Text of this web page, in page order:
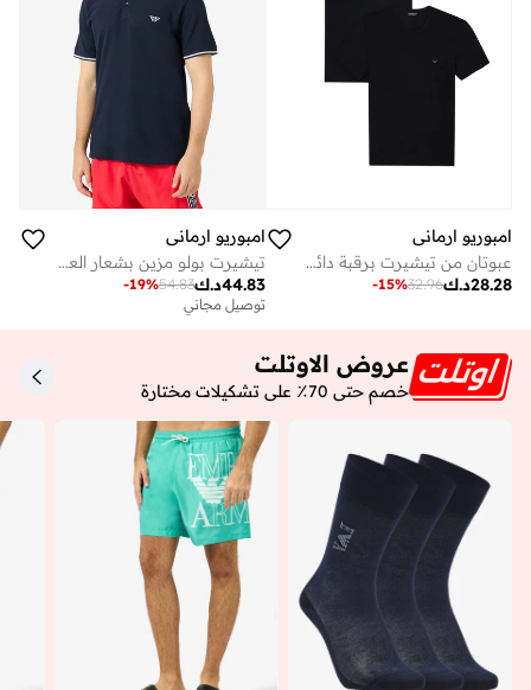
امبوريو ارماني
عبوتان من تيشيرت برقبة دائرية بشعار
د.ك28.28
32.96
-15%
امبوريو ارماني
تيشيرت بولو مزين بشعار العلامة التجارية
د.ك44.83
54.83
-19%
توصيل مجاني
عروض الاوتلت
خصم حتى 70٪ على تشكيلات مختارة